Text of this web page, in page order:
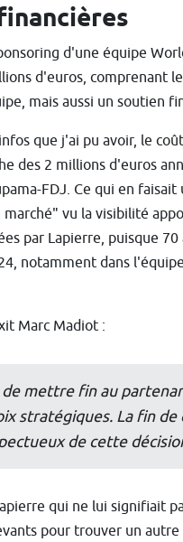
d'une équipe
d'euros, comprenant
mais aussi un soutien
que j'ai pu avoir, le
des 2 millions d'euros
FDJ. Ce qui en
marché" vu la visibilité
par Lapierre, puisque
notamment dans
Marc Madiot :
mettre fin au
stratégiques. La fin
de cette
qui ne lui signifiait
pour trouver un